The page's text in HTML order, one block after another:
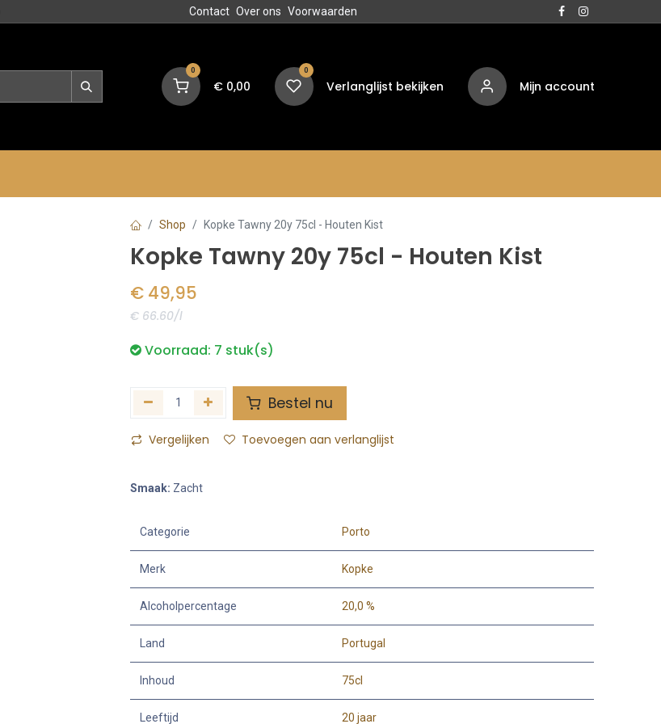
Contact Over ons Voorwaarden
0
€ 0,00
0
Verlanglijst bekijken Mijn account
Shop Kopke Tawny 20y 75cl - Houten Kist
Kopke Tawny 20y 75cl - Houten Kist
€ 49,95
€ 66.60/l
Voorraad: 7 stuk(s)
Bestel nu
Vergelijken Toevoegen aan verlanglijst
Smaak: Zacht
Categorie Porto
Merk Kopke
Alcoholpercentage 20,0 %
Land Portugal
Inhoud 75cl
Leeftijd 20 jaar